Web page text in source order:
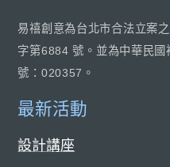
易禧創意為台北市合法立案
字第6884 號。並為中華民
號：020357。
最新活動
設計講座